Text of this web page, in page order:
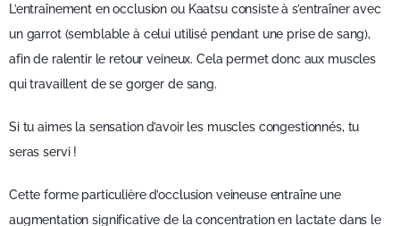
L’entraînement en occlusion ou Kaatsu consiste à s’entraîner avec
un garrot (semblable à celui utilisé pendant une prise de sang),
afin de ralentir le retour veineux. Cela permet donc aux muscles
qui travaillent de se gorger de sang.
Si tu aimes la sensation d’avoir les muscles congestionnés, tu
seras servi !
Cette forme particulière d’occlusion veineuse entraîne une
augmentation significative de la concentration en lactate dans le